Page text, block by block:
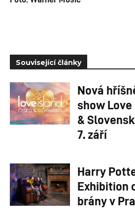
Související články
Nová
show
&
7. září
Harry
Exhibition
brány v